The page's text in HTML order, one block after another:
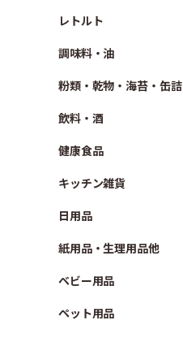
レトルト
調味料・油
粉類・乾物・海苔・缶詰
飲料・酒
健康食品
キッチン雑貨
日用品
紙用品・生理用品他
ベビー用品
ペット用品